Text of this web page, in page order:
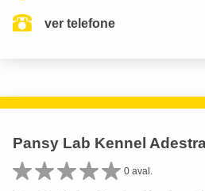
ver telefone
Pansy Lab Kennel
0 aval.